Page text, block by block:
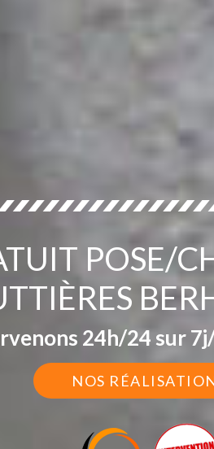
POSE/
24h/24 sur
NOS